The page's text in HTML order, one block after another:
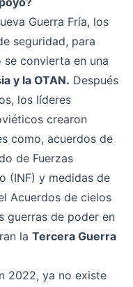
Guerra Fría, los
seguridad, para
convierta en una
y la OTAN. Después
los líderes
crearon
como, acuerdos de
de Fuerzas
(INF) y medidas de
Acuerdos de cielos
guerras de poder en
la Tercera Guerra
2022, ya no existe